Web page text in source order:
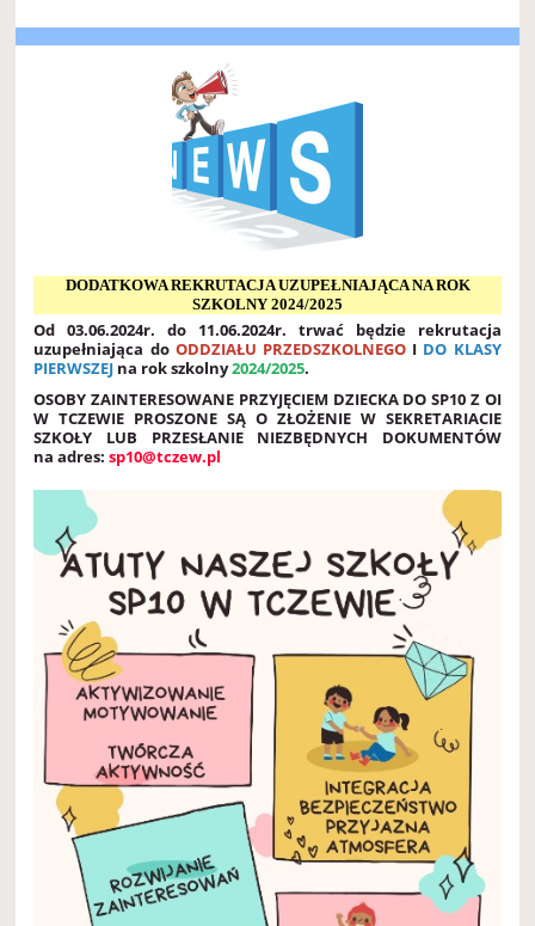
DODATKOWA REKRUTACJA UZUPEŁNIAJĄCA NA ROK
SZKOLNY 2024/2025
Od 03.06.2024r. do 11.06.2024r. trwać będzie rekrutacja
uzupełniająca do ODDZIAŁU PRZEDSZKOLNEGO I DO KLASY
PIERWSZEJ na rok szkolny2024/2025.
OSOBY ZAINTERESOWANE PRZYJĘCIEM DZIECKA DO SP10 Z OI
W TCZEWIE PROSZONE SĄ O ZŁOŻENIE W SEKRETARIACIE
SZKOŁY LUB PRZESŁANIE NIEZBĘDNYCH DOKUMENTÓW
na adres:sp10@tczew.pl